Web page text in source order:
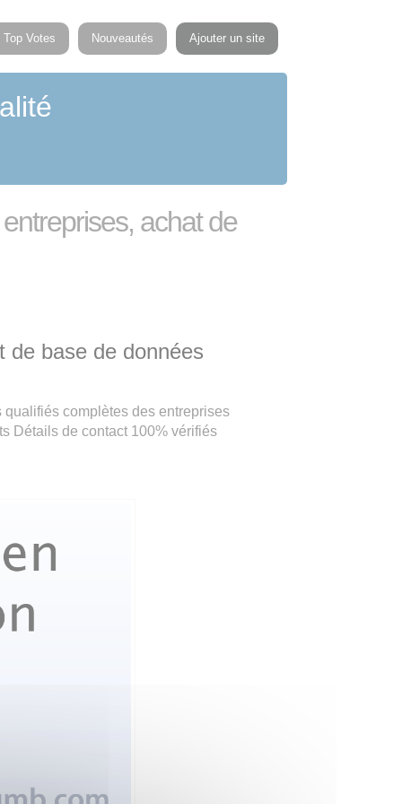
Top Votes Nouveautés Ajouter un site
achat de
de base de données
complètes des entreprises
Détails de contact 100% vérifiés